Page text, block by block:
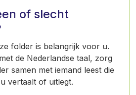
of slecht
folder is belangrijk voor u.
de Nederlandse taal, zorg
samen met iemand leest die
vertaalt of uitlegt.